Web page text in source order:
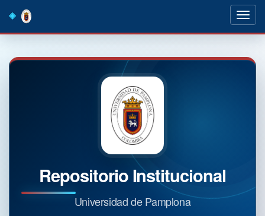
navigation
Repositorio Institucional
Universidad de Pamplona